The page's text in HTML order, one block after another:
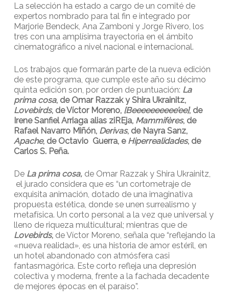
La selección ha estado a cargo de un comité de
expertos nombrado para tal fin e integrado por
Marjorie Bendeck, Ana Zamboni y Jorge Rivero, los
tres con una amplísima trayectoria en el ámbito
cinematográfico a nivel nacional e internacional.
Los trabajos que formarán parte de la nueva edición
de este programa, que cumple este año su décimo
quinta edición son, por orden de puntuación: La
prima cosa, de Omar Razzak y Shira Ukrainitz,
Lovebirds, de Víctor Moreno, [Beeeeeeeeee’ee], de
Irene Sanfiel Arriaga alias ziREja, Mammifères, de
Rafael Navarro Miñón, Derivas, de Nayra Sanz,
Apache, de Octavio Guerra, e Hiperrealidades, de
Carlos S. Peña.
De La prima cosa,de Omar Razzak y Shira Ukrainitz,
el jurado considera que es “un cortometraje de
exquisita animación, dotado de una imaginativa
propuesta estética, donde se unen surrealismo y
metafísica. Un corto personal a la vez que universal y
lleno de riqueza multicultural; mientras que de
Lovebirds, de Víctor Moreno, señala que “reflejando la
«nueva realidad», es una historia de amor estéril, en
un hotel abandonado con atmósfera casi
fantasmagórica. Este corto refleja una depresión
colectiva y moderna, frente a la fachada decadente
de mejores épocas en el paraíso”.